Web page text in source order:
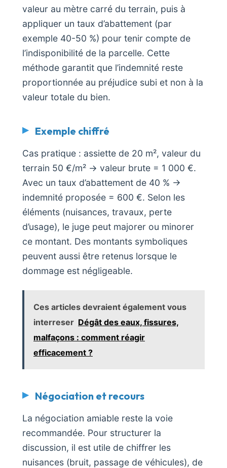
valeur au mètre carré du terrain, puis à
appliquer un taux d’abattement (par
exemple 40-50 %) pour tenir compte de
l’indisponibilité de la parcelle. Cette
méthode garantit que l’indemnité reste
proportionnée au préjudice subi et non à la
valeur totale du bien.
Exemple chiffré
Cas pratique : assiette de 20 m², valeur du
terrain 50 €/m² → valeur brute = 1 000 €.
Avec un taux d’abattement de 40 % →
indemnité proposée = 600 €. Selon les
éléments (nuisances, travaux, perte
d’usage), le juge peut majorer ou minorer
ce montant. Des montants symboliques
peuvent aussi être retenus lorsque le
dommage est négligeable.
Ces articles devraient également vous
interreser Dégât des eaux, fissures,
malfaçons : comment réagir
efficacement ?
Négociation et recours
La négociation amiable reste la voie
recommandée. Pour structurer la
discussion, il est utile de chiffrer les
nuisances (bruit, passage de véhicules), de